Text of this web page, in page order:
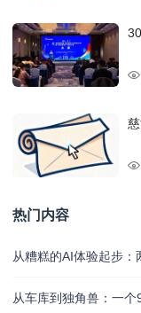
热门内容
从糟糕的AI体验起步
从车库到独角兽：一